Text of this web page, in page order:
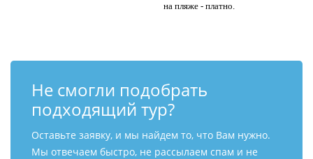
на пляже - платно.
Не смогли подобрать
подходящий тур?
Оставьте заявку, и мы найдем то, что Вам нужно.
Мы отвечаем быстро, не рассылаем спам и не